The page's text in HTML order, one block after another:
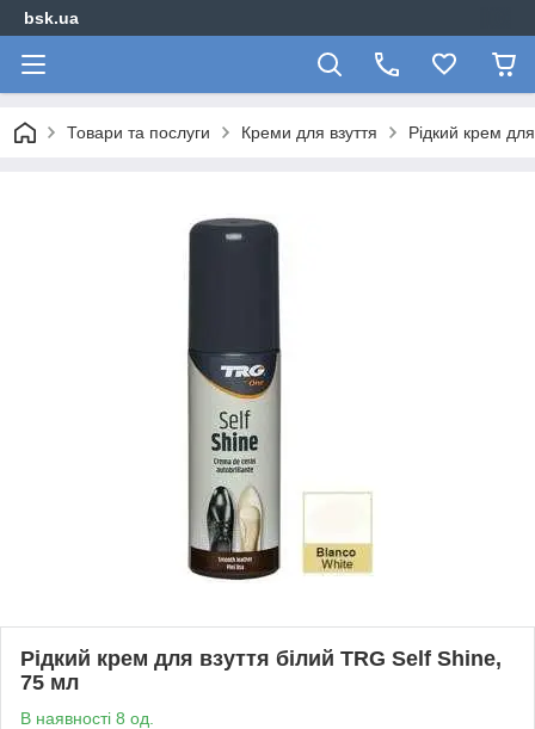
bsk.ua
Товари та послуги Креми для взуття Рідкий крем
Рідкий крем для взуття білий TRG Self Shine,
75 мл
В наявності 8 од.